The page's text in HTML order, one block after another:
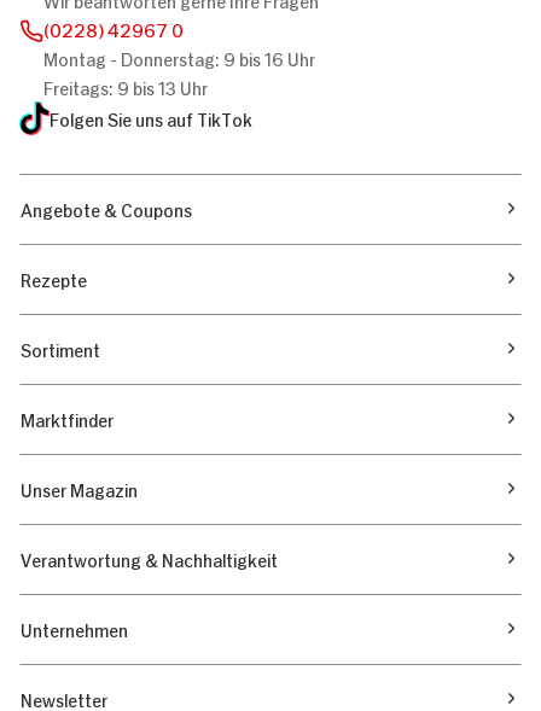
(0228) 42967 0
Montag - Donnerstag: 9 bis 16 Uhr
Freitags: 9 bis 13 Uhr
Folgen Sie uns auf TikTok
Angebote & Coupons
Rezepte
Sortiment
Marktfinder
Unser Magazin
Verantwortung & Nachhaltigkeit
Unternehmen
Newsletter